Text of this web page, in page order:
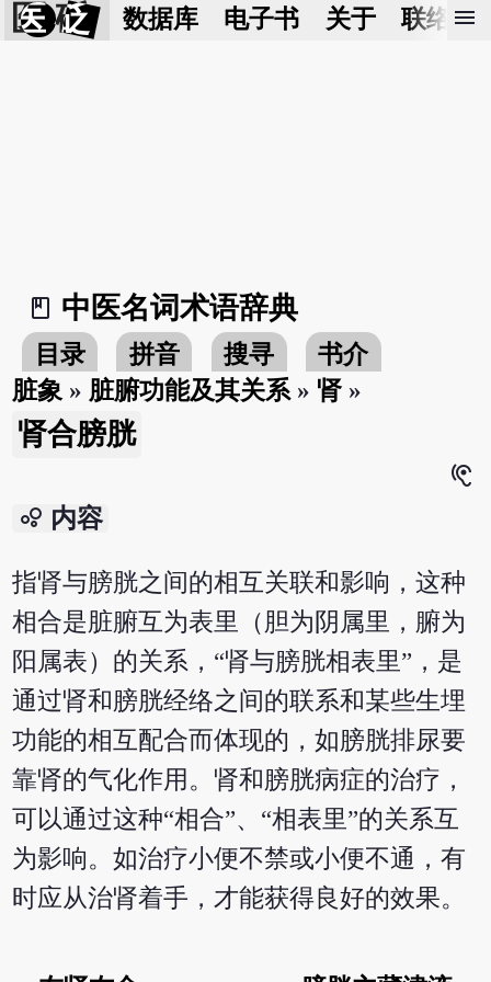
医 砭 数据库 电子书 关于 联络我
menu
book_2
中医名词术语辞典
目录 拼音 搜寻
书介
脏象 » 脏腑功能及其关系 » 肾 »
肾合膀胱
hearing
bubble_chart 内容
指肾与膀胱之间的相互关联和影响，这种
相合是脏腑互为表里（胆为阴属里，腑为
阳属表）的关系，“肾与膀胱相表里”，是
通过肾和膀胱经络之间的联系和某些生埋
功能的相互配合而体现的，如膀胱排尿要
靠肾的气化作用。肾和膀胱病症的治疗，
可以通过这种“相合”、“相表里”的关系互
为影响。如治疗小便不禁或小便不通，有
时应从治肾着手，才能获得良好的效果。